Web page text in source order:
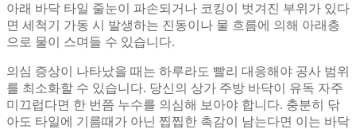
아래 바닥 타일 줄눈이 파손되거나 코킹이 벗겨진 부위가 있다
면 세척기 가동 시 발생하는 진동이나 물 흐름에 의해 아래층
으로 물이 스며들 수 있습니다.
의심 증상이 나타났을 때는 하루라도 빨리 대응해야 공사 범위
를 최소화할 수 있습니다. 당신의 상가 주방 바닥이 유독 자주
미끄럽다면 한 번쯤 누수를 의심해 보아야 합니다. 충분히 닦
아도 타일에 기름때가 아닌 찝찝한 촉감이 남는다면 이는 바닥